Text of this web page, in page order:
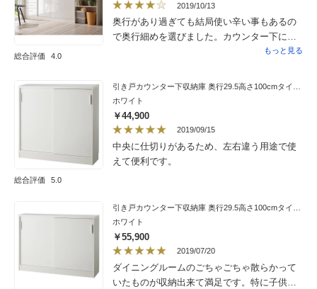
総合評価 4.0
2019/10/13
奥行があり過ぎても結局使い辛い事もあるの
で奥行細めを選びました。カウンター下に設
置して5ｃｍ程でるぐらいなので圧迫感はあり
ダボも十分でした。
もっと見る
総合評価 5.0
ホワイト
￥44,900
2019/09/15
中央に仕切りがあるため、左右違う用途で使
えて便利です。
ホワイト
￥55,900
2019/07/20
ダイニングルームのごちゃごちゃ散らかって
いたものが収納出来て満足です。特に子供の